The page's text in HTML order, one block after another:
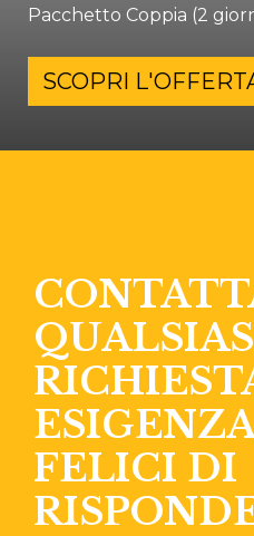
Pacchetto Coppia (2
SCOPRI
FELICI DI